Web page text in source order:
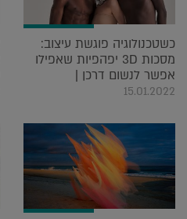
כשטכנולוגיה פוגשת עיצוב:
מסכות 3D יפהפיות שאפילו
אפשר לנשום דרכן |
15.01.2022